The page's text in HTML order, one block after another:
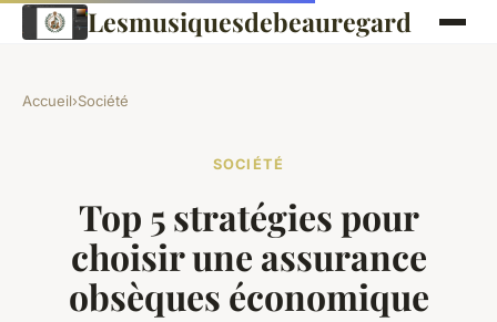
Lesmusiquesdebeauregard
Accueil›Société
SOCIÉTÉ
Top 5 stratégies pour
choisir une assurance
obsèques économique